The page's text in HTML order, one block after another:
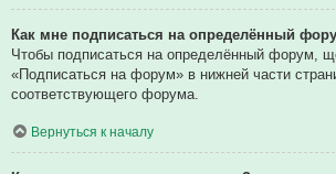
Как мне подписаться на определённый
Чтобы подписаться на определённый форум,
«Подписаться на форум» в нижней части
соответствующего форума.
Вернуться к началу